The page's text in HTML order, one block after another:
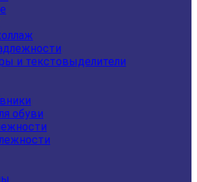
и текстовыделители
обуви